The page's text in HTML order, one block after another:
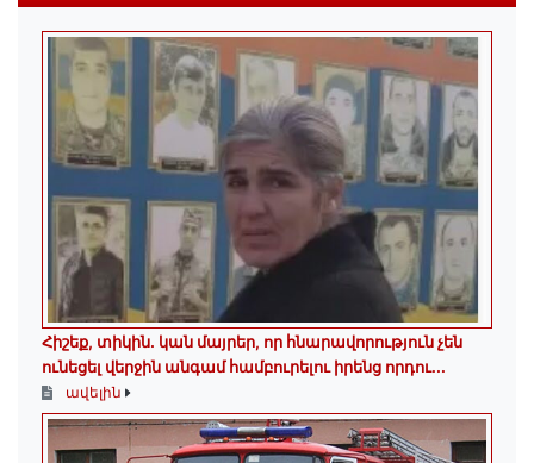
Հիշեք, տիկին․ կան մայրեր, որ հնարավորություն չեն
ունեցել վերջին անգամ համբուրելու իրենց որդու...
ավելին